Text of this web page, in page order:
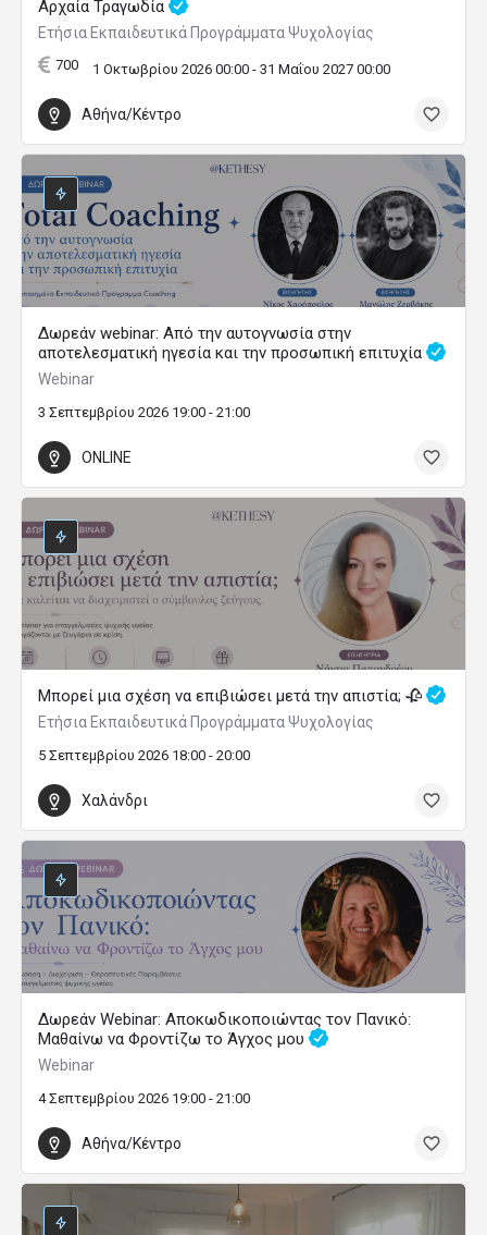
Αρχαία Τραγωδία
Ετήσια Εκπαιδευτικά Προγράμματα Ψυχολογίας
700 1 Οκτωβρίου 2026 00:00 - 31 Μαΐου 2027 00:00
Αθήνα/Κέντρο
Δωρεάν webinar: Από την αυτογνωσία στην
αποτελεσματική ηγεσία και την προσωπική επιτυχία
Webinar
3 Σεπτεμβρίου 2026 19:00 - 21:00
ONLINE
Μπορεί μια σχέση να επιβιώσει μετά την απιστία; 🥀
Ετήσια Εκπαιδευτικά Προγράμματα Ψυχολογίας
5 Σεπτεμβρίου 2026 18:00 - 20:00
Χαλάνδρι
Δωρεάν Webinar: Αποκωδικοποιώντας τον Πανικό:
Μαθαίνω να Φροντίζω το Άγχος μου
Webinar
4 Σεπτεμβρίου 2026 19:00 - 21:00
Αθήνα/Κέντρο